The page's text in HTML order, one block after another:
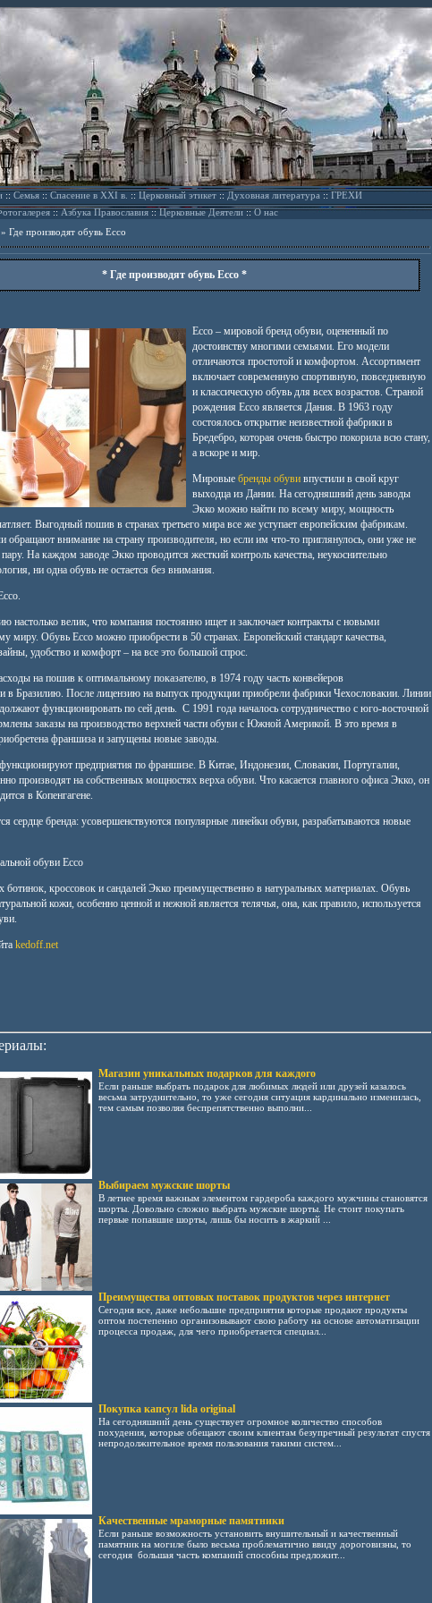
::Семья::Спасение в XXI в.::Церковный этикет::Духовная литература::ГРЕХИ
::Азбука Православия::Церковные Деятели::О нас
Где производят обувь Ecco
* Где производят обувь Ecco *
Ecco – мировой бренд обуви, оцененный по
достоинству многими семьями. Его модели
отличаются простотой и комфортом. Ассортимент
включает современную спортивную, повседневную
и классическую обувь для всех возрастов. Страной
рождения Ecco является Дания. В 1963 году
состоялось открытие неизвестной фабрики в
Бредебро, которая очень быстро покорила всю стану,
а вскоре и мир.
Мировые бренды обувивпустили в свой круг
выходца из Дании. На сегодняшний день заводы
Экко можно найти по всему миру, мощность
Выгодный пошив в странах третьего мира все же уступает европейским фабрикам.
обращают внимание на страну производителя, но если им что-то приглянулось, они уже не
На каждом заводе Экко проводится жесткий контроль качества, неукоснительно
ни одна обувь не остается без внимания.
настолько велик, что компания постоянно ищет и заключает контракты с новыми
миру. Обувь Ecco можно приобрести в 50 странах. Европейский стандарт качества,
удобство и комфорт – на все это большой спрос.
на пошив к оптимальному показателю, в 1974 году часть конвейеров
в Бразилию. После лицензию на выпуск продукции приобрели фабрики Чехословакии. Линии
функционировать по сей день. С 1991 года началось сотрудничество с юго-восточной
заказы на производство верхней части обуви с Южной Америкой. В это время в
франшиза и запущены новые заводы.
предприятия по франшизе. В Китае, Индонезии, Словакии, Португалии,
производят на собственных мощностях верха обуви. Что касается главного офиса Экко, он
в Копенгагене.
сердце бренда: усовершенствуются популярные линейки обуви, разрабатываются новые
обуви Ecco
кроссовок и сандалей Экко преимущественно в натуральных материалах. Обувь
кожи, особенно ценной и нежной является телячья, она, как правило, используется
kedoff.net
Магазин уникальных подарков для каждого
Если раньше выбрать подарок для любимых людей или друзей казалось
весьма затруднительно, то уже сегодня ситуация кардинально изменилась,
тем самым позволяя беспрепятственно выполни...
Выбираем мужские шорты
В летнее время важным элементом гардероба каждого мужчины становятся
шорты. Довольно сложно выбрать мужские шорты. Не стоит покупать
первые попавшие шорты, лишь бы носить в жаркий ...
Преимущества оптовых поставок продуктов через интернет
Сегодня все, даже небольшие предприятия которые продают продукты
оптом постепенно организовывают свою работу на основе автоматизации
процесса продаж, для чего приобретается специал...
Покупка капсул lida original
На сегодняшний день существует огромное количество способов
похудения, которые обещают своим клиентам безупречный результат спустя
непродолжительное время пользования такими систем...
Качественные мраморные памятники
Если раньше возможность установить внушительный и качественный
памятник на могиле было весьма проблематично ввиду дороговизны, то
сегодня большая часть компаний способны предложит...